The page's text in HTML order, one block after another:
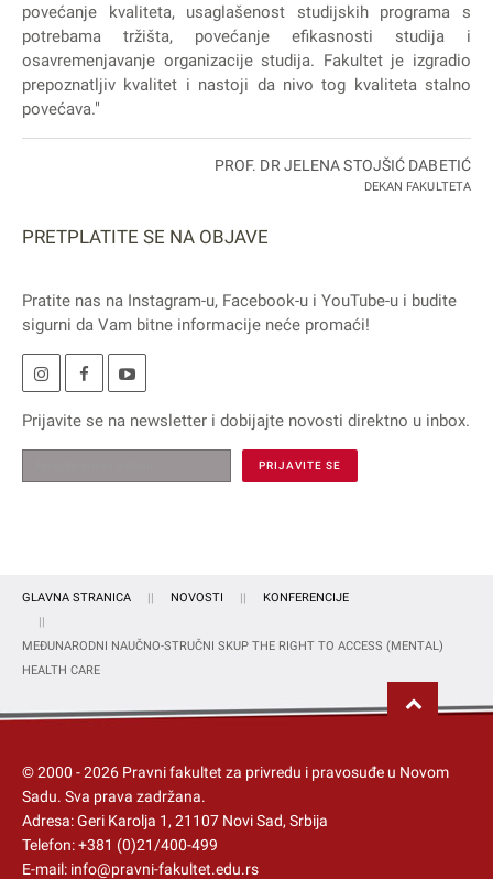
povećanje kvaliteta, usaglašenost studijskih programa s
potrebama tržišta, povećanje efikasnosti studija i
osavremenjavanje organizacije studija. Fakultet je izgradio
prepoznatljiv kvalitet i nastoji da nivo tog kvaliteta stalno
povećava."
PROF. DR JELENA STOJŠIĆ DABETIĆ
DEKAN FAKULTETA
PRETPLATITE SE NA OBJAVE
Pratite nas na Instagram-u, Facebook-u i YouTube-u i budite
sigurni da Vam bitne informacije neće promaći!
Prijavite se na newsletter i dobijajte novosti direktno u inbox.
GLAVNA STRANICA NOVOSTI KONFERENCIJE
MEĐUNARODNI NAUČNO-STRUČNI SKUP THE RIGHT TO ACCESS (MENTAL)
HEALTH CARE
© 2000 -2026 Pravni fakultet za privredu i pravosuđe u Novom
Sadu. Sva prava zadržana.
Adresa: Geri Karolja 1, 21107 Novi Sad, Srbija
Telefon:+381 (0)21/400-499
E-mail: info@pravni-fakultet.edu.rs